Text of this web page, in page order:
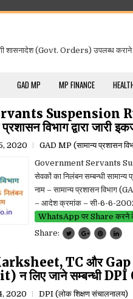
शासनादेश (Govt. Orders) उपलब्ध कराने
GAD MP MP FINANCE
Suspension
विभाग द्वारा जारी
2020 GAD MP (सामान्य प्रशासन
Government Servants
सेवकों का निलंबन सम्बन्धी सामान्य
नाम – सामान्य प्रशासन विभाग
– आदेश क्रमांक – सी-6-6-
WhatsApp पर Share करने के
Share:
Marksheet, TC और
न लिए जाने सम्बन्धी
2020 DPI (लोक शिक्षण संचालनालय)